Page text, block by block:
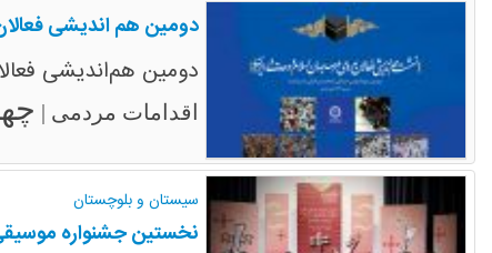
دومین هم اندیشی
دومین هم‌اندیشی فعالان مردمی وحدت جهان اسلام از
اقدامات مردمی |
سیستان و بلوچستان
نخستین جشنواره